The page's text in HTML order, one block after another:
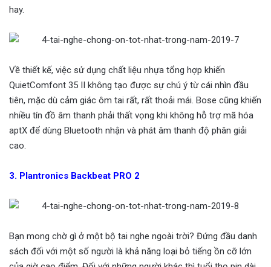
hay.
Về thiết kế, việc sử dụng chất liệu nhựa tổng hợp khiến
QuietComfont 35 II không tạo được sự chú ý từ cái nhìn đầu
tiên, mặc dù cảm giác ôm tai rất, rất thoải mái. Bose cũng khiến
nhiều tín đồ âm thanh phải thất vọng khi không hỗ trợ mã hóa
aptX để dùng Bluetooth nhận và phát âm thanh độ phân giải
cao.
3. Plantronics Backbeat PRO 2
Bạn mong chờ gì ở một bộ tai nghe ngoài trời? Đứng đầu danh
sách đối với một số người là khả năng loại bỏ tiếng ồn cỡ lớn